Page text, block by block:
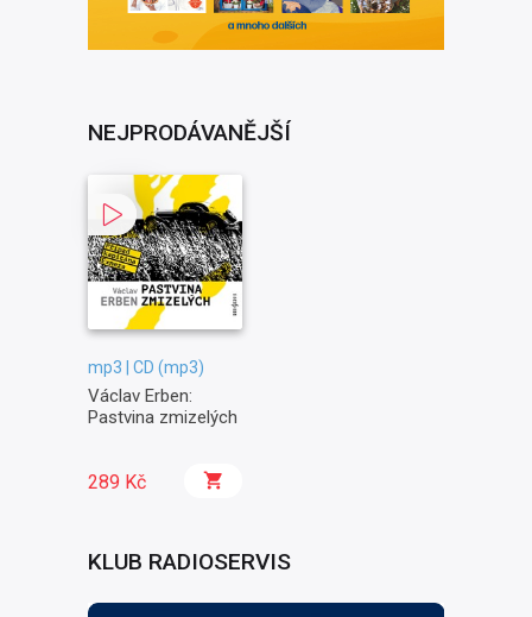
NEJPRODÁVANĚJŠÍ
mp3 | CD (mp3)
Václav Erben:
Pastvina zmizelých
289 Kč
KLUB RADIOSERVIS